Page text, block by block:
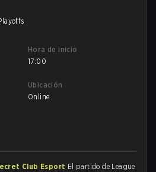
Hora de inicio
17:00
Ubicación
Online
Club Esport El partido de League